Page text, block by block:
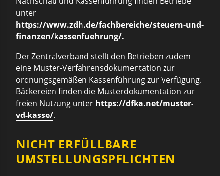
unter
https://www.zdh.de/fachbereiche/steuern-und-
finanzen/kassenfuehrung/.
Der Zentralverband stellt den Betrieben zudem
eine Muster-Verfahrensdokumentation zur
ordnungsgemäßen Kassenführung zur Verfügung.
Bäckereien finden die Musterdokumentation zur
freien Nutzung unter https://dfka.net/muster-
vd-kasse/.
NICHT ERFÜLLBARE
UMSTELLUNGSPFLICHTEN